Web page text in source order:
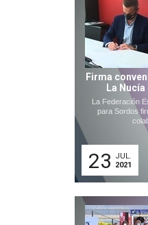
Firma
La Nucía
La Federación
para Sordos
23
JUL.
2021